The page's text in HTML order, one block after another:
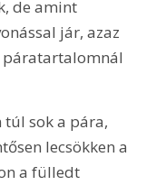
de amint
jár, azaz
páratartalomnál
túl sok a pára,
lecsökken a
a fülledt